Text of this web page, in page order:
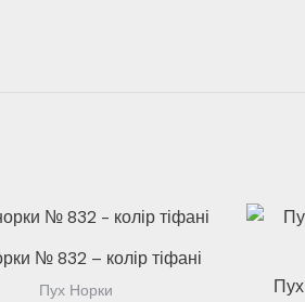
№ 832 – колір тіфані
Пух Норки